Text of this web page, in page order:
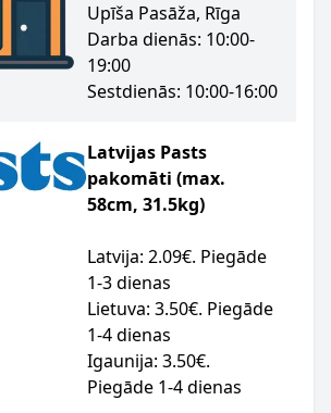
Upīša Pasāža, Rīga
Darba dienās: 10:00-
19:00
Sestdienās: 10:00-16:00
Latvijas Pasts
pakomāti (max.
58cm, 31.5kg)
Latvija: 2.09€. Piegāde
1-3 dienas
Lietuva: 3.50€. Piegāde
1-4 dienas
Igaunija: 3.50€.
Piegāde 1-4 dienas